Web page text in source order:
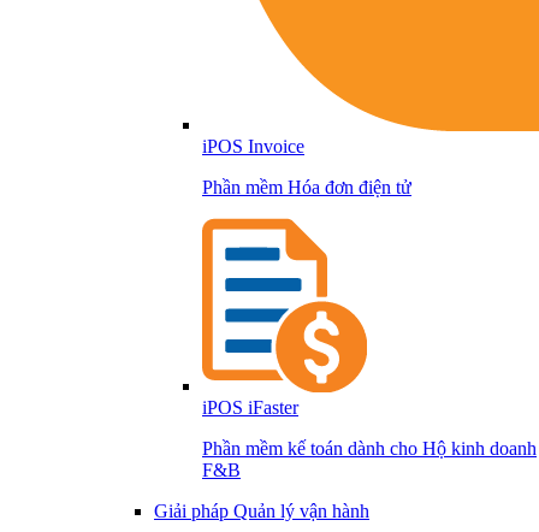
iPOS Invoice
Phần mềm Hóa đơn điện tử
iPOS iFaster
Phần mềm kế toán dành cho Hộ kinh doanh
F&B
Giải pháp Quản lý vận hành